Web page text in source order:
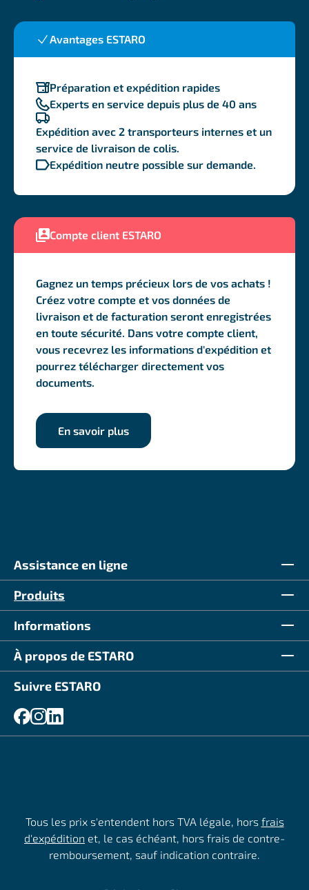
Avantages ESTARO
Préparation et expédition rapides
Experts en service depuis plus de 40 ans
Expédition avec 2 transporteurs internes et un
service de livraison de colis.
Expédition neutre possible sur demande.
Compte client ESTARO
Gagnez un temps précieux lors de vos achats !
Créez votre compte et vos données de
livraison et de facturation seront enregistrées
en toute sécurité. Dans votre compte client,
vous recevrez les informations d'expédition et
pourrez télécharger directement vos
documents.
En savoir plus
Assistance en ligne
Produits
Informations
À propos de ESTARO
Suivre ESTARO
Tous les prix s'entendent hors TVA légale, hors frais
d'expédition et, le cas échéant, hors frais de contre-
remboursement, sauf indication contraire.